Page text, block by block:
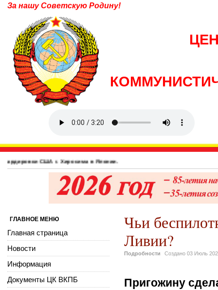
За нашу Советскую Родину!
г. Хиросима в Японии.
Чьи
Ливии?
Подробности Создано 03 Июль
Пригожину
ГЛАВНОЕ МЕНЮ
Главная страница
Новости
Информация
Документы ЦК ВКПБ